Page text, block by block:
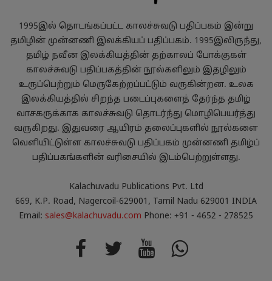
1995இல் தொடங்கப்பட்ட காலச்சுவடு பதிப்பகம் இன்று
தமிழின் முன்னணி இலக்கியப் பதிப்பகம். 1995இலிருந்து,
தமிழ் நவீன இலக்கியத்தின் தற்காலப் போக்குகள்
காலச்சுவடு பதிப்பகத்தின் நூல்களிலும் இதழிலும்
உருப்பெற்றும் மெருகேற்றப்பட்டும் வருகின்றன. உலக
இலக்கியத்தில் சிறந்த படைப்புகளைத் தேர்ந்த தமிழ்
வாசகருக்காக காலச்சுவடு தொடர்ந்து மொழிபெயர்த்து
வருகிறது. இதுவரை ஆயிரம் தலைப்புகளில் நூல்களை
வெளியிட்டுள்ள காலச்சுவடு பதிப்பகம் முன்னணி தமிழ்ப்
பதிப்பகங்களின் வரிசையில் இடம்பெற்றுள்ளது.
Kalachuvadu Publications Pvt. Ltd
669, K.P. Road, Nagercoil-629001, Tamil Nadu 629001 INDIA
Email: sales@kalachuvadu.com Phone: +91 - 4652 - 278525